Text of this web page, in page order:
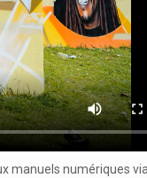
manuels numériques